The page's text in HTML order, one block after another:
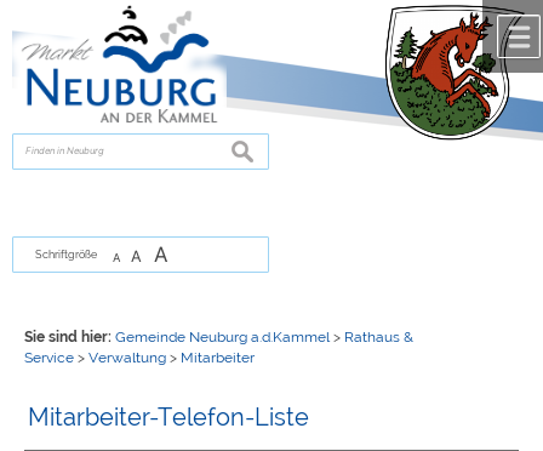
zur Navigationoder
springen.
suchen
Schriftgröße A A A
Sie sind hier: Gemeinde Neuburg a.d.Kammel > Rathaus &
Service> Verwaltung> Mitarbeiter
Mitarbeiter-Telefon-Liste